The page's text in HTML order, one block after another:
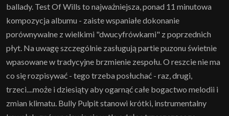
ballady. Test Of Wills to najważniejsza, ponad 11 minutowa
kompozycja albumu - zaiste wspaniałe dokonanie
porównywalne z wielkimi "dwucyfrówkami" z poprzednich
płyt. Na uwagę szczególnie zasługują partie puzonu świetnie
wpasowane w tradycyjne brzmienie zespołu. O reszcie nie ma
co się rozpisywać - tego trzeba posłuchać - raz, drugi,
trzeci....może i dziesiąty aby ogarnąć całe bogactwo melodii i
zmian klimatu. Bully Pulpit stanowi krótki, instrumentalny